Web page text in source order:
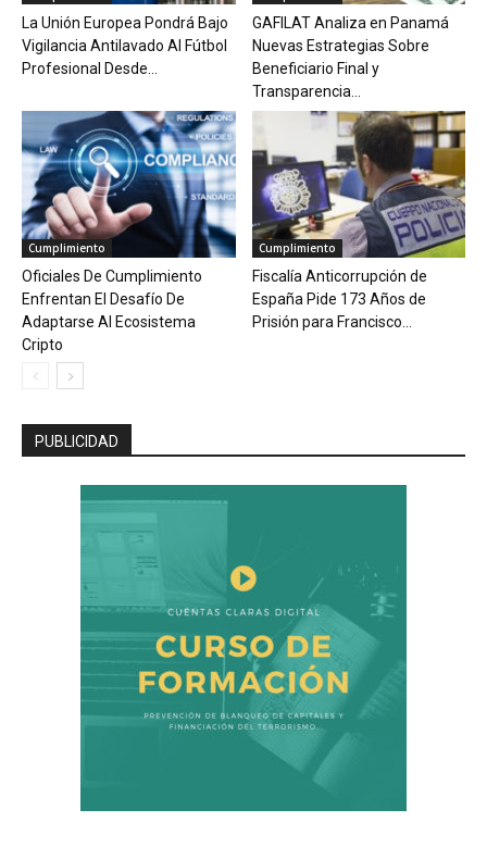
La Unión Europea Pondrá Bajo
Vigilancia Antilavado Al Fútbol
Profesional Desde...
GAFILAT Analiza en Panamá
Nuevas Estrategias Sobre
Beneficiario Final y
Transparencia...
Cumplimiento
Oficiales De Cumplimiento
Enfrentan El Desafío De
Adaptarse Al Ecosistema
Cripto
Cumplimiento
Fiscalía Anticorrupción de
España Pide 173 Años de
Prisión para Francisco...
PUBLICIDAD